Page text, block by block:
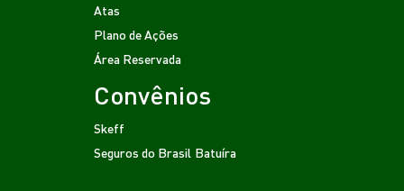
Atas
Plano de Ações
Área Reservada
Convênios
Skeff
Seguros do Brasil Batuíra